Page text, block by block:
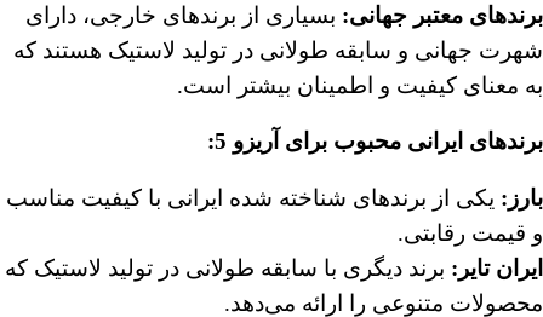
برندهای معتبر جهانی: بسیاری از برندهای خارجی، دارای
شهرت جهانی و سابقه طولانی در تولید لاستیک هستند که
به معنای کیفیت و اطمینان بیشتر است.
برندهای ایرانی محبوب برای آریزو 5:
بارز: یکی از برندهای شناخته شده ایرانی با کیفیت مناسب
و قیمت رقابتی.
ایران تایر: برند دیگری با سابقه طولانی در تولید لاستیک که
محصولات متنوعی را ارائه می‌دهد.